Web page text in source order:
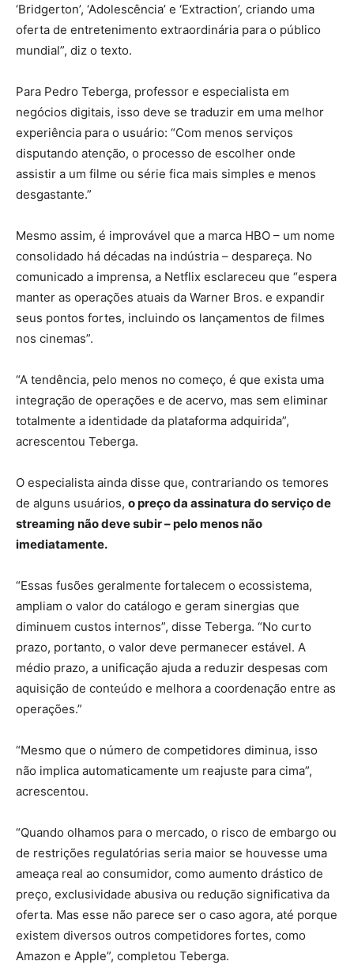
‘Bridgerton’, ‘Adolescência’ e ‘Extraction’, criando uma
oferta de entretenimento extraordinária para o público
mundial”, diz o texto.
Para Pedro Teberga, professor e especialista em
negócios digitais, isso deve se traduzir em uma melhor
experiência para o usuário: “Com menos serviços
disputando atenção, o processo de escolher onde
assistir a um filme ou série fica mais simples e menos
desgastante.”
Mesmo assim, é improvável que a marca HBO – um nome
consolidado há décadas na indústria – despareça. No
comunicado a imprensa, a Netflix esclareceu que “espera
manter as operações atuais da Warner Bros. e expandir
seus pontos fortes, incluindo os lançamentos de filmes
nos cinemas”.
“A tendência, pelo menos no começo, é que exista uma
integração de operações e de acervo, mas sem eliminar
totalmente a identidade da plataforma adquirida”,
acrescentou Teberga.
O especialista ainda disse que, contrariando os temores
de alguns usuários, o preço da assinatura do serviço de
streaming não deve subir – pelo menos não
imediatamente.
“Essas fusões geralmente fortalecem o ecossistema,
ampliam o valor do catálogo e geram sinergias que
diminuem custos internos”, disse Teberga. “No curto
prazo, portanto, o valor deve permanecer estável. A
médio prazo, a unificação ajuda a reduzir despesas com
aquisição de conteúdo e melhora a coordenação entre as
operações.”
“Mesmo que o número de competidores diminua, isso
não implica automaticamente um reajuste para cima”,
acrescentou.
“Quando olhamos para o mercado, o risco de embargo ou
de restrições regulatórias seria maior se houvesse uma
ameaça real ao consumidor, como aumento drástico de
preço, exclusividade abusiva ou redução significativa da
oferta. Mas esse não parece ser o caso agora, até porque
existem diversos outros competidores fortes, como
Amazon e Apple”, completou Teberga.